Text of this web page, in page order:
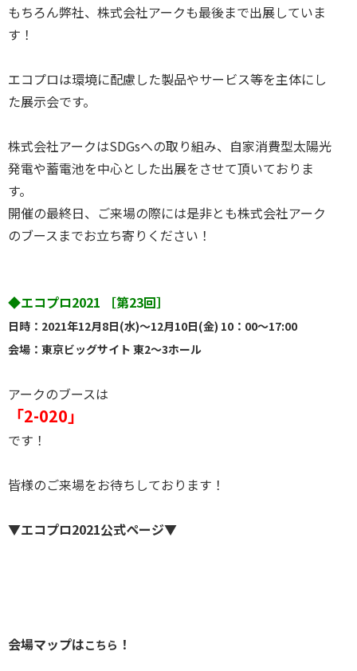
もちろん弊社、株式会社アークも最後まで出展していま
す！
エコプロは環境に配慮した製品やサービス等を主体にし
た展示会です。
株式会社アークはSDGsへの取り組み、自家消費型太陽光
発電や蓄電池を中心とした出展をさせて頂いておりま
す。
開催の最終日、ご来場の際には是非とも株式会社アーク
のブースまでお立ち寄りください！
◆エコプロ2021 ［第23回］
日時：2021年12月8日(水)～12月10日(金) 10：00～17:00
会場：東京ビッグサイト 東2～3ホール
アークのブースは
「2-020」
です！
皆様のご来場をお待ちしております！
▼エコプロ2021公式ページ▼
会場マップはこちら ！